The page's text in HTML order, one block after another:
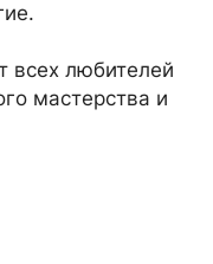
всех любителей
мастерства и